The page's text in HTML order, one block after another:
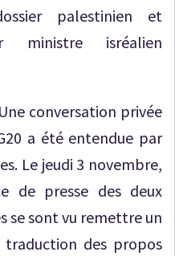
palestinien et
ministre isréalien
conversation privée
a été entendue par
Le jeudi 3 novembre,
de presse des deux
se sont vu remettre un
des propos